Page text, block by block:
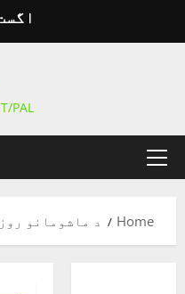
اگست 6,
PAL
Primary
Home د ماشومانو